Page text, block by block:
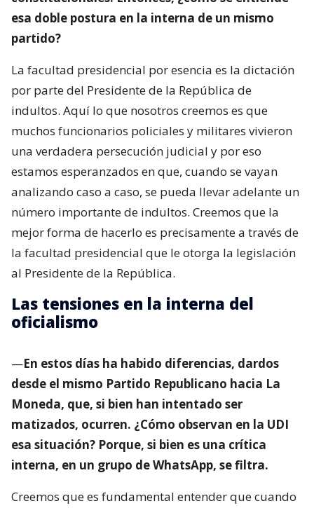
esa doble postura en la interna de un mismo
partido?
La facultad presidencial por esencia es la dictación
por parte del Presidente de la República de
indultos. Aquí lo que nosotros creemos es que
muchos funcionarios policiales y militares vivieron
una verdadera persecución judicial y por eso
estamos esperanzados en que, cuando se vayan
analizando caso a caso, se pueda llevar adelante un
número importante de indultos. Creemos que la
mejor forma de hacerlo es precisamente a través de
la facultad presidencial que le otorga la legislación
al Presidente de la República.
Las tensiones en la interna del
oficialismo
—En estos días ha habido diferencias, dardos
desde el mismo Partido Republicano hacia La
Moneda, que, si bien han intentado ser
matizados, ocurren. ¿Cómo observan en la UDI
esa situación? Porque, si bien es una crítica
interna, en un grupo de WhatsApp, se filtra.
Creemos que es fundamental entender que cuando